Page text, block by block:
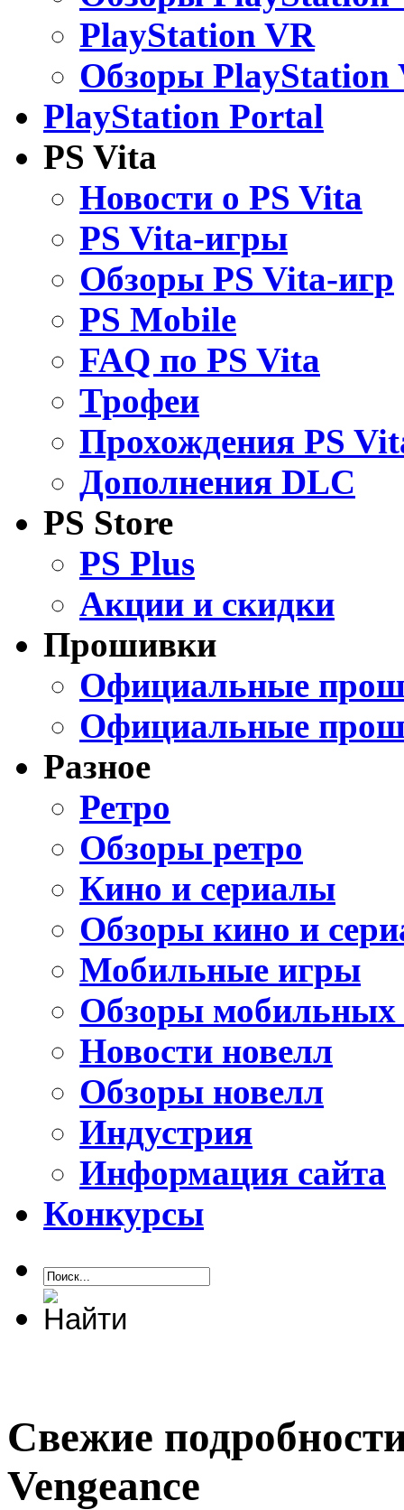
PlayStation VR
Обзоры PlayStation
PlayStation Portal
PS Vita
Новости о PS Vita
PS Vita-игры
Обзоры PS Vita-игр
PS Mobile
FAQ по PS Vita
Трофеи
Прохождения PS
Дополнения DLC
PS Store
PS Plus
Акции и скидки
Прошивки
Официальные
Официальные
Разное
Ретро
Обзоры ретро
Кино и сериалы
Обзоры кино и
Мобильные игры
Обзоры мобильных
Новости новелл
Обзоры новелл
Индустрия
Информация сайта
Конкурсы
Свежие
Vengeance